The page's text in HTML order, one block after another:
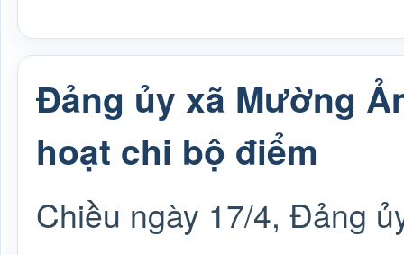
Đảng ủy xã Mường
hoạt chi bộ điểm
Chiều ngày 17/4, Đảng